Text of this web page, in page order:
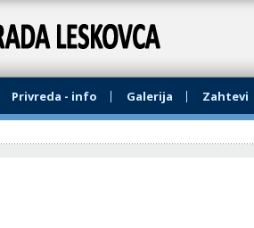
Privreda - info Gаlerijа Zаhtevi